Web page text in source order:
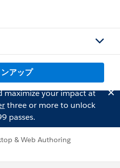
アップ
maximize your impact at
three or more to unlock
passes.
& Web Authoring